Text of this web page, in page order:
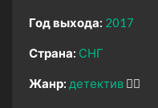
Год выхода: 2017
Страна: СНГ
Жанр: детектив 🕵️‍♂️